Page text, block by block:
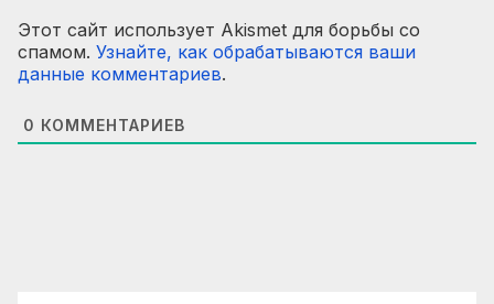
Этот сайт использует Akismet для борьбы со
спамом. Узнайте, как обрабатываются ваши
данные комментариев.
0 КОММЕНТАРИЕВ